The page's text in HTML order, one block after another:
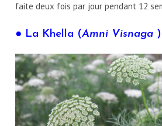
faite deux fois par jour pendant 12
● La Khella (Amni Visnaga